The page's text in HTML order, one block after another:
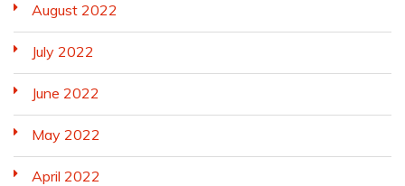
August 2022
July 2022
June 2022
May 2022
April 2022